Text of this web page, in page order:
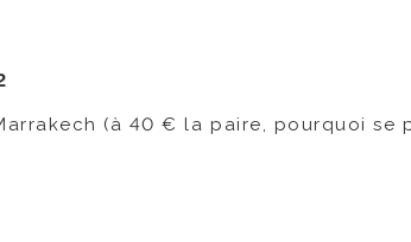
(à 40 € la paire, pourquoi se